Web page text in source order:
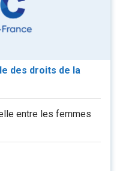
des droits de la
entre les femmes